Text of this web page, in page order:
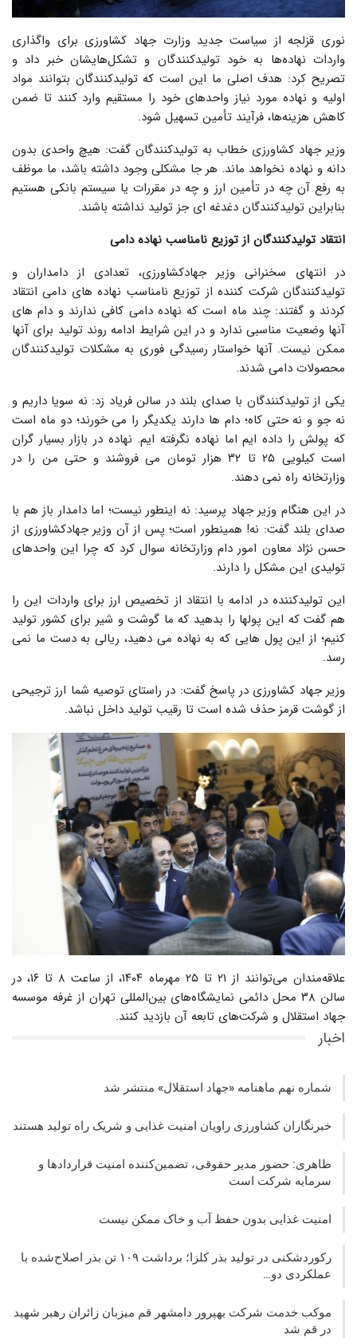
نوری قزلجه از سیاست جدید وزارت جهاد کشاورزی برای واگذاری
واردات نهاده‌ها به خود تولیدکنندگان و تشکل‌هایشان خبر داد و
تصریح کرد: هدف اصلی ما این است که تولیدکنندگان بتوانند مواد
اولیه و نهاده مورد نیاز واحدهای خود را مستقیم وارد کنند تا ضمن
کاهش هزینه‌ها، فرآیند تأمین تسهیل شود.
وزیر جهاد کشاورزی خطاب به تولیدکنندگان گفت: هیچ واحدی بدون
دانه و نهاده نخواهد ماند. هر جا مشکلی وجود داشته باشد، ما موظف
به رفع آن چه در تأمین ارز و چه در مقررات یا سیستم بانکی هستیم
بنابراین تولیدکنندگان دغدغه ای جز تولید نداشته باشند.
انتقاد تولیدکنندگان از توزیع نامناسب نهاده دامی
در انتهای سخنرانی وزیر جهادکشاورزی، تعدادی از دامداران و
تولیدکنندگان شرکت کننده از توزیع نامناسب نهاده های دامی انتقاد
کردند و گفتند: چند ماه است که نهاده دامی کافی ندارند و دام های
آنها وضعیت مناسبی ندارد و در این شرایط ادامه روند تولید برای آنها
ممکن نیست. آنها خواستار رسیدگی فوری به مشکلات تولیدکنندگان
محصولات دامی شدند.
یکی از تولیدکنندگان با صدای بلند در سالن فریاد زد: نه سویا داریم و
نه جو و نه حتی کاه؛ دام ها دارند یکدیگر را می خورند؛ دو ماه است
که پولش را داده ایم اما نهاده نگرفته ایم. نهاده در بازار بسیار گران
است کیلویی ۲۵ تا ۳۲ هزار تومان می فروشند و حتی من را در
وزارتخانه راه نمی دهند.
در این هنگام وزیر جهاد پرسید: نه اینطور نیست؛ اما دامدار باز هم با
صدای بلند گفت: نه! همینطور است؛ پس از آن وزیر جهادکشاورزی از
حسن نژاد معاون امور دام وزارتخانه سوال کرد که چرا این واحدهای
تولیدی این مشکل را دارند.
این تولیدکننده در ادامه با انتقاد از تخصیص ارز برای واردات این را
هم گفت که این پولها را بدهید که ما گوشت و شیر برای کشور تولید
کنیم؛ از این پول هایی که به نهاده می دهید، ریالی به دست ما نمی
رسد.
وزیر جهاد کشاورزی در پاسخ گفت: در راستای توصیه شما ارز ترجیحی
از گوشت قرمز حذف شده است تا رقیب تولید داخل نباشد.
علاقه‌مندان می‌توانند از ۲۱ تا ۲۵ مهرماه ۱۴۰۴، از ساعت ۸ تا ۱۶، در
سالن ۳۸ محل دائمی نمایشگاه‌های بین‌المللی تهران از غرفه موسسه
جهاد استقلال و شرکت‌های تابعه آن بازدید کنند.
اخبار
شماره نهم ماهنامه «جهاد استقلال» منتشر شد
خبرنگاران کشاورزی راویان امنیت غذایی و شریک راه تولید هستند
طاهری: حضور مدیر حقوقی، تضمین‌کننده امنیت قراردادها و
سرمایه شرکت‌ است
امنیت غذایی بدون حفظ آب و خاک ممکن نیست
رکوردشکنی در تولید بذر کلزا؛ برداشت ۱۰۹ تن بذر اصلاح‌شده با
عملکردی دو…
موکب خدمت شرکت بهپرور دامشهر قم میزبان زائران رهبر شهید
در قم شد